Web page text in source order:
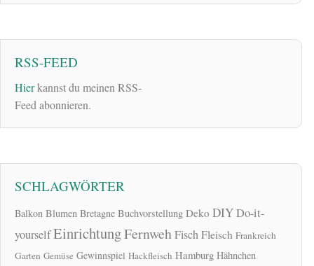
RSS-FEED
Hierkannst du meinen RSS-
Feed abonnieren.
SCHLAGWÖRTER
Balkon Blumen Bretagne Buchvorstellung Deko DIYDo-it-
yourselfEinrichtungFernwehFischFleisch Frankreich
Garten Gemüse Gewinnspiel Hackfleisch Hamburg Hähnchen